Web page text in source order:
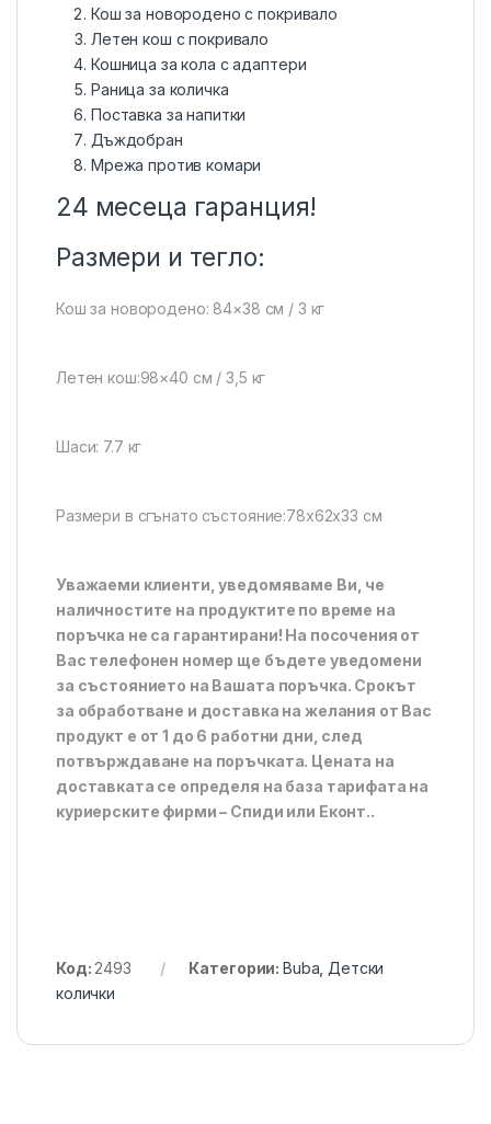
Кош за новородено с покривало
Летен кош с покривало
Кошница за кола с адаптери
Раница за количка
Поставка за напитки
Дъждобран
Мрежа против комари
24 месеца гаранция!
Размери и тегло:
Кош за новородено: 84×38 см / 3 кг
Летен кош:98×40 см / 3,5 кг
Шаси: 7.7 кг
Размери в сгънато състояние:78x62x33 см
Уважаеми клиенти, уведомяваме Ви, че
наличностите на продуктите по време на
поръчка не са гарантирани! На посочения от
Вас телефонен номер ще бъдете уведомени
за състоянието на Вашата поръчка. Срокът
за обработване и доставка на желания от Вас
продукт е от 1 до 6 работни дни, след
потвърждаване на поръчката. Цената на
доставката се определя на база тарифата на
куриерските фирми – Спиди или Еконт..
Код: 2493 Категории: Buba Детски
колички